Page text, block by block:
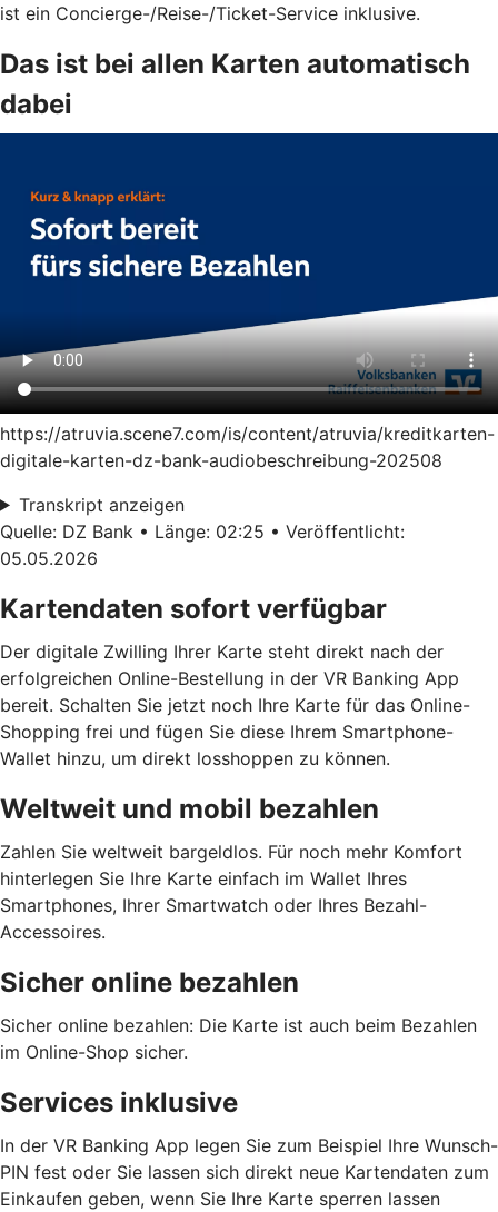
ist ein Concierge-/Reise-/Ticket-Service inklusive.
Das ist bei allen Karten automatisch
dabei
https://atruvia.scene7.com/is/content/atruvia/kreditkarten-
digitale-karten-dz-bank-audiobeschreibung-202508
Transkript anzeigen
Quelle: DZ Bank • Länge: 02:25 • Veröffentlicht:
05.05.2026
Kartendaten sofort verfügbar
Der digitale Zwilling Ihrer Karte steht direkt nach der
erfolgreichen Online-Bestellung in der VR Banking App
bereit. Schalten Sie jetzt noch Ihre Karte für das Online-
Shopping frei und fügen Sie diese Ihrem Smartphone-
Wallet hinzu, um direkt losshoppen zu können.
Weltweit und mobil bezahlen
Zahlen Sie weltweit bargeldlos. Für noch mehr Komfort
hinterlegen Sie Ihre Karte einfach im Wallet Ihres
Smartphones, Ihrer Smartwatch oder Ihres Bezahl-
Accessoires.
Sicher online bezahlen
Sicher online bezahlen: Die Karte ist auch beim Bezahlen
im Online-Shop sicher.
Services inklusive
In der VR Banking App legen Sie zum Beispiel Ihre Wunsch-
PIN fest oder Sie lassen sich direkt neue Kartendaten zum
Einkaufen geben, wenn Sie Ihre Karte sperren lassen